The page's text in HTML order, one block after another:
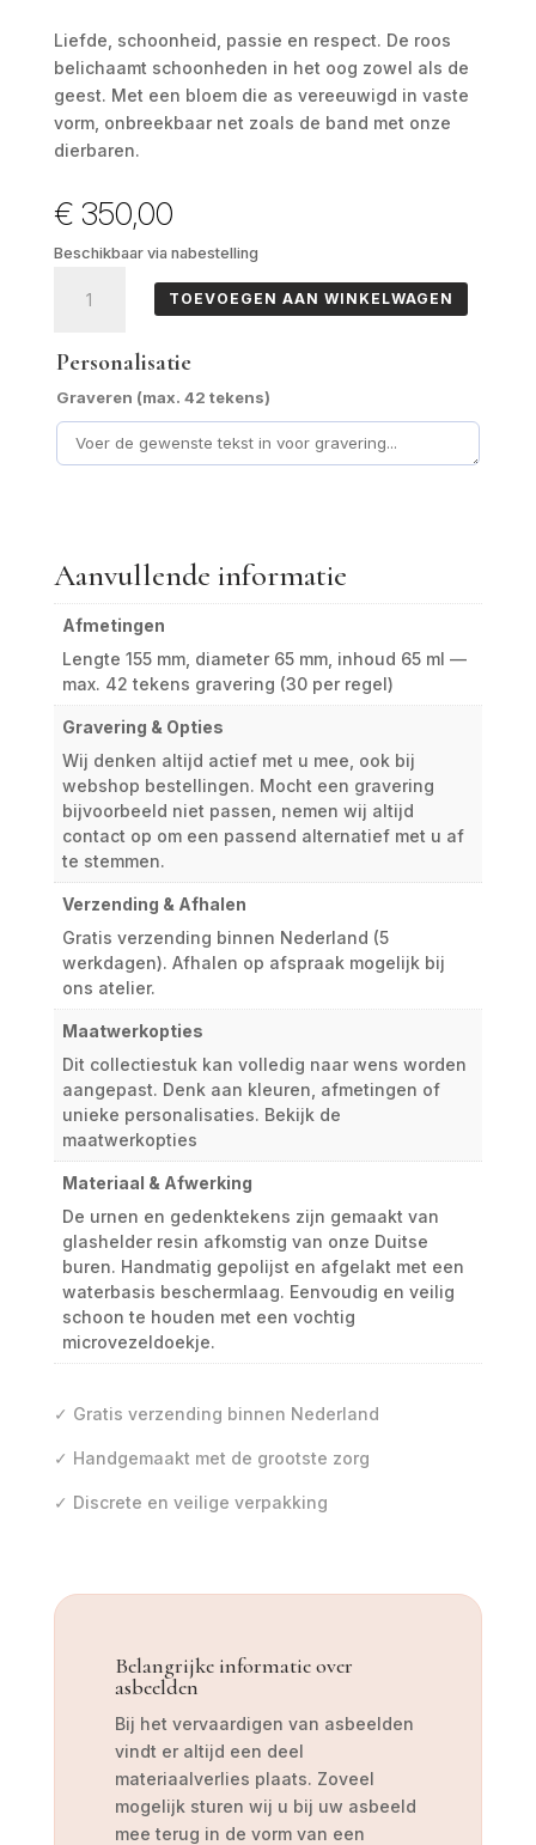
Liefde, schoonheid, passie en respect. De roos
belichaamt schoonheden in het oog zowel als de
geest. Met een bloem die as vereeuwigd in vaste
vorm, onbreekbaar net zoals de band met onze
dierbaren.
€ 350,00
Beschikbaar via nabestelling
aantal
TOEVOEGEN AAN WINKELWAGEN
Personalisatie
Graveren (max. 42 tekens)
Aanvullende informatie
Afmetingen
Lengte 155 mm, diameter 65 mm, inhoud 65 ml —
max. 42 tekens gravering (30 per regel)
Gravering & Opties
Wij denken altijd actief met u mee, ook bij
webshop bestellingen. Mocht een gravering
bijvoorbeeld niet passen, nemen wij altijd
contact op om een passend alternatief met u af
te stemmen.
Verzending & Afhalen
Gratis verzending binnen Nederland (5
werkdagen). Afhalen op afspraak mogelijk bij
ons atelier.
Maatwerkopties
Dit collectiestuk kan volledig naar wens worden
aangepast. Denk aan kleuren, afmetingen of
unieke personalisaties. Bekijk de
maatwerkopties
Materiaal & Afwerking
De urnen en gedenktekens zijn gemaakt van
glashelder resin afkomstig van onze Duitse
buren. Handmatig gepolijst en afgelakt met een
waterbasis beschermlaag. Eenvoudig en veilig
schoon te houden met een vochtig
microvezeldoekje.
✓ Gratis verzending binnen Nederland
✓ Handgemaakt met de grootste zorg
✓ Discrete en veilige verpakking
Belangrijke informatie over
asbeelden
Bij het vervaardigen van asbeelden
vindt er altijd een deel
materiaalverlies plaats. Zoveel
mogelijk sturen wij u bij uw asbeeld
mee terug in de vorm van een